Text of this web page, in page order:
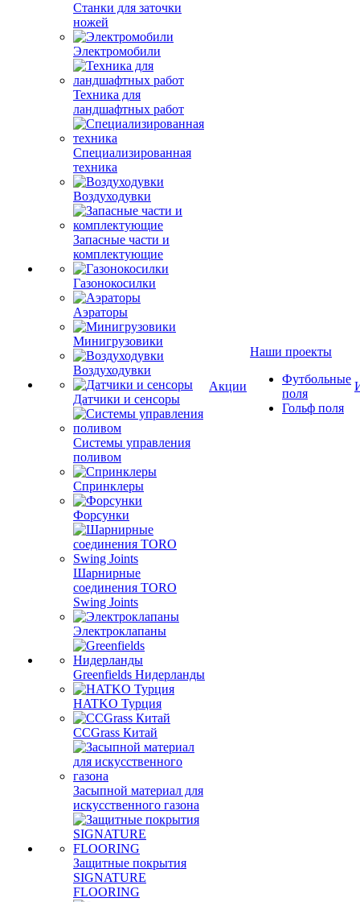
Станки для заточки
ножей
Электромобили
Техника для
ландшафтных работ
Специализированная
техника
Воздуходувки
Запасные части и
комплектующие
Газонокосилки
Аэраторы
Минигрузовики
Воздуходувки
Датчики и сенсоры
Системы управления
поливом
Спринклеры
Форсунки
Шарнирные
соединения TORO
Swing Joints
Электроклапаны
Greenfields Нидерланды
HATKO Турция
CCGrass Китай
Засыпной материал для
искусственного газона
Защитные покрытия
SIGNATURE
FLOORING
Акции
Наши проекты
Футбольные
поля
Гольф поля